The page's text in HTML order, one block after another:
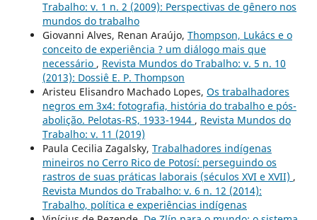
Trabalho: v. 1 n. 2 (2009): Perspectivas de gênero nos
mundos do trabalho
Giovanni Alves, Renan Araújo, Thompson, Lukács e o
conceito de experiência ? um diálogo mais que
necessário , Revista Mundos do Trabalho: v. 5 n. 10
(2013): Dossiê E. P. Thompson
Aristeu Elisandro Machado Lopes, Os trabalhadores
negros em 3x4: fotografia, história do trabalho e pós-
abolição. Pelotas-RS, 1933-1944 , Revista Mundos do
Trabalho: v. 11 (2019)
Paula Cecilia Zagalsky, Trabalhadores indígenas
mineiros no Cerro Rico de Potosí: perseguindo os
rastros de suas práticas laborais (séculos XVI e XVII) ,
Revista Mundos do Trabalho: v. 6 n. 12 (2014):
Trabalho, política e experiências indígenas